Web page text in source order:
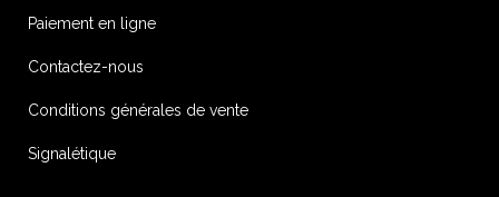
Paiement en ligne
Contactez-nous
Conditions générales de vente
Signalétique